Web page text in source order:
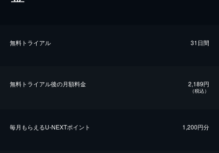
無料トライアル 31日間
無料トライアル後の⽉額料金 2,189円
（税込）
毎⽉もらえるU-NEXTポイント 1,200円分